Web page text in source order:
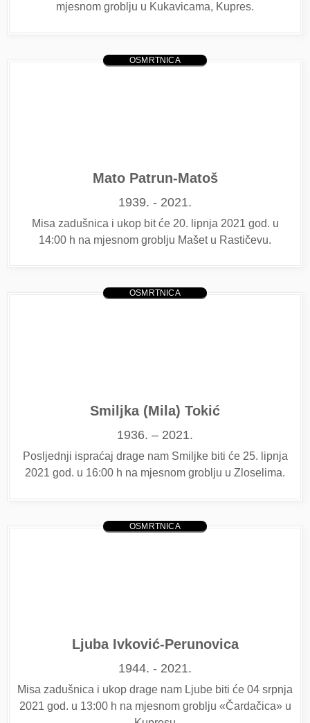
mjesnom groblju u Kukavicama, Kupres.
OSMRTNICA
Mato Patrun-Matoš
1939. - 2021.
Misa zadušnica i ukop bit će 20. lipnja 2021 god. u
14:00 h na mjesnom groblju Mašet u Rastičevu.
OSMRTNICA
Smiljka (Mila) Tokić
1936. – 2021.
Posljednji ispraćaj drage nam Smiljke biti će 25. lipnja
2021 god. u 16:00 h na mjesnom groblju u Zloselima.
OSMRTNICA
Ljuba Ivković-Perunovica
1944. - 2021.
Misa zadušnica i ukop drage nam Ljube biti će 04 srpnja
2021 god. u 13:00 h na mjesnom groblju «Čardačica» u